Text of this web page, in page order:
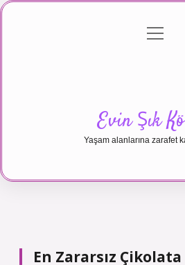
Gizlilik Politikası
menüyü
Evin Şık
Yaşam alanlarına zarafet
En Zararsız